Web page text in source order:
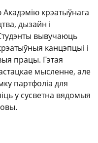
крэатыўнага
дызайн і
вывучаюць
канцэпцыі і
працы. Гэтая
мысленне, але
партфоліа для
у сусветна вядомыя